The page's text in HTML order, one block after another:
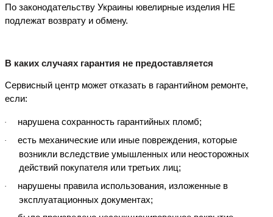
По законодательству Украины ювелирные изделия НЕ
подлежат возврату и обмену.
В каких случаях гарантия не предоставляется
Сервисный центр может отказать в гарантийном ремонте,
если:
· нарушена сохранность гарантийных пломб;
·
есть механические или иные повреждения, которые
возникли вследствие умышленных или неосторожных
действий покупателя или третьих лиц;
·
нарушены правила использования, изложенные в
эксплуатационных документах;